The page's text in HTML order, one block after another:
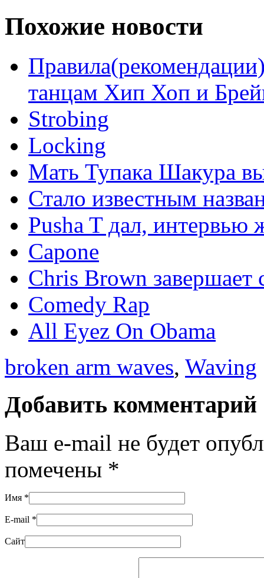
Похожие новости
танцам Хип Хоп и
Strobing
Locking
Мать Тупака Шакура
Стало известным
Pusha T дал,
Capone
Chris Brown завершает
Comedy Rap
All Eyez On Obama
broken arm waves, Waving
Добавить комментарий
Ваш e-mail не будет
помечены *
Имя *
E-mail *
Сайт